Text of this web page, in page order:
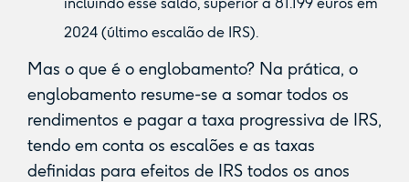
2024 (último escalão de IRS).
Mas o que é o englobamento? Na prática, o
englobamento resume-se a somar todos os
rendimentos e pagar a taxa progressiva de IRS,
tendo em conta os escalões e as taxas
definidas para efeitos de IRS todos os anos